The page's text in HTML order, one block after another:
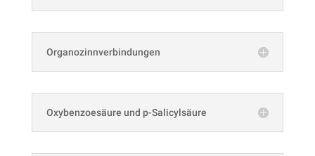
Organozinnverbindungen
Oxybenzoesäure und p-Salicylsäure